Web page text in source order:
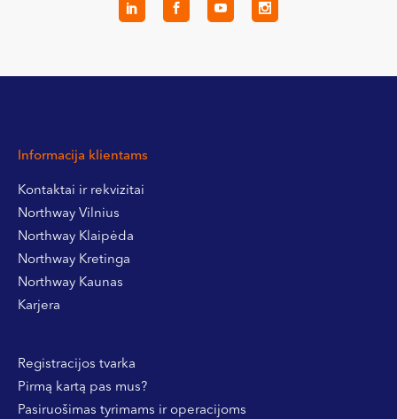
Informacija klientams
Kontaktai ir rekvizitai
Northway Vilnius
Northway Klaipėda
Northway Kretinga
Northway Kaunas
Karjera
Registracijos tvarka
Pirmą kartą pas mus?
Pasiruošimas tyrimams ir operacijoms